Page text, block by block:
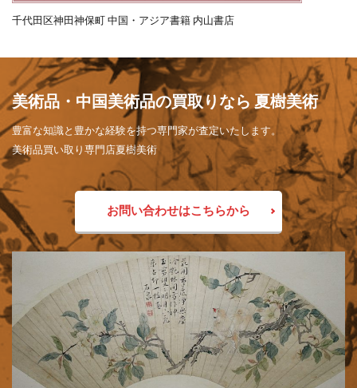
千代田区神田神保町 中国・アジア書籍 内山書店
美術品・中国美術品の買取りなら 夏樹美術
豊富な知識と豊かな経験を持つ専門家が査定いたします。
美術品買い取り専門店夏樹美術
お問い合わせはこちらから